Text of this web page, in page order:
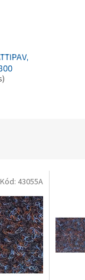
Kód: 43055A